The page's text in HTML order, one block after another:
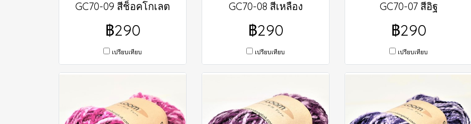
GC70-09 สีช็อคโกเลต
฿290
เปรียบเทียบ
GC70-08 สีเหลือง
฿290
เปรียบเทียบ
GC70-07 สีอิฐ
฿290
เปรียบเทียบ